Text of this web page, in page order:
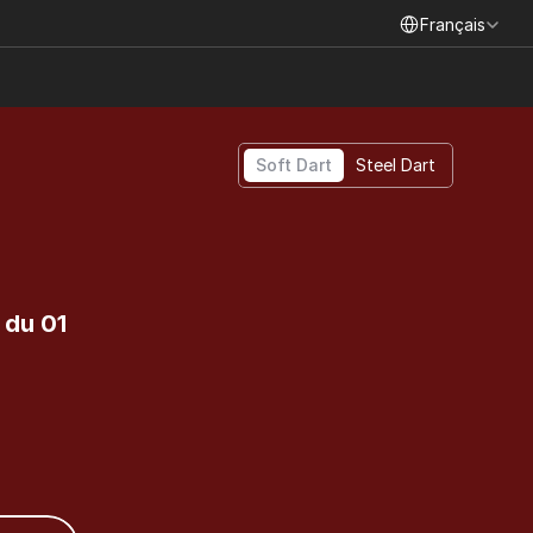
Français
Soft Dart Steel Dart
01